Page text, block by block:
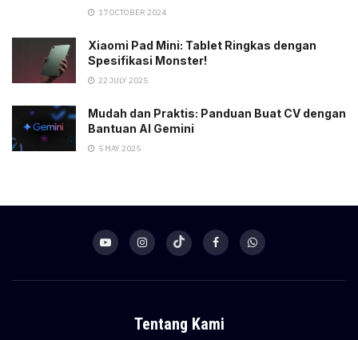
17 OCTOBER 2024
Xiaomi Pad Mini: Tablet Ringkas dengan
Spesifikasi Monster!
22 JULY 2025
Mudah dan Praktis: Panduan Buat CV dengan
Bantuan AI Gemini
5 MAY 2025
Tentang Kami